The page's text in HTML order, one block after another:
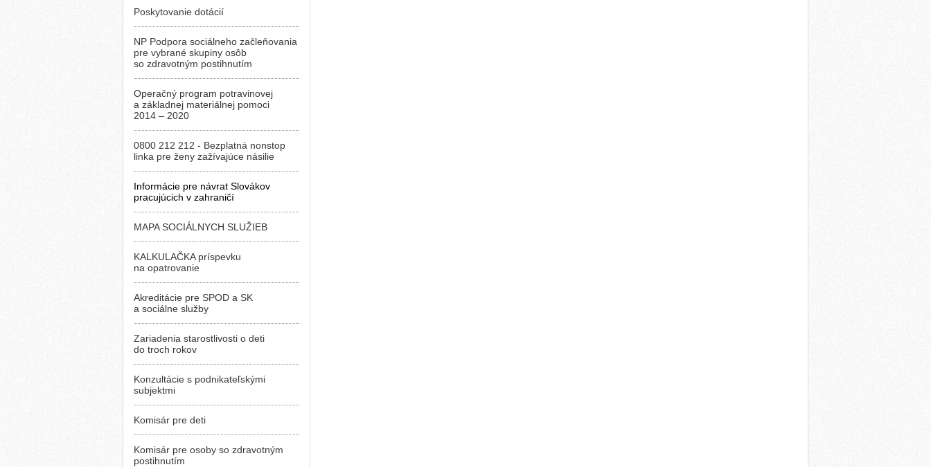
Poskytovanie dotácií
NP Podpora sociálneho začleňovania
pre vybrané skupiny osôb
so zdravotným postihnutím
Operačný program potravinovej
a základnej materiálnej pomoci
2014 – 2020
0800 212 212 - Bezplatná nonstop
linka pre ženy zažívajúce násilie
Informácie pre návrat Slovákov
pracujúcich v zahraničí
MAPA SOCIÁLNYCH SLUŽIEB
KALKULAČKA príspevku
na opatrovanie
Akreditácie pre SPOD a SK
a sociálne služby
Zariadenia starostlivosti o deti
do troch rokov
Konzultácie s podnikateľskými
subjektmi
Komisár pre deti
Komisár pre osoby so zdravotným
postihnutím